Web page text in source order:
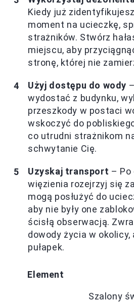
Kiedy już
moment na ucieczkę,
strażników. Stwórz
miejscu, aby
stronę, której nie
Użyj dostępu do wody
wydostać z budynku,
przeszkody w postaci
wskoczyć do
co utrudni strażnikom
schwytanie Cię.
Uzyskaj transport –
więzienia rozejrzyj się
mogą posłużyć do
aby nie były one
ścisłą obserwacją.
dowody życia w okolicy,
pułapek.
Element
Szalony